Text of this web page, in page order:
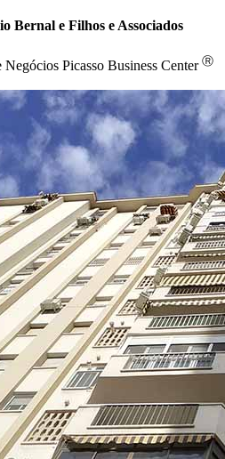
Bernal e Filhos e Associados
Picasso Business Center Ⓡ